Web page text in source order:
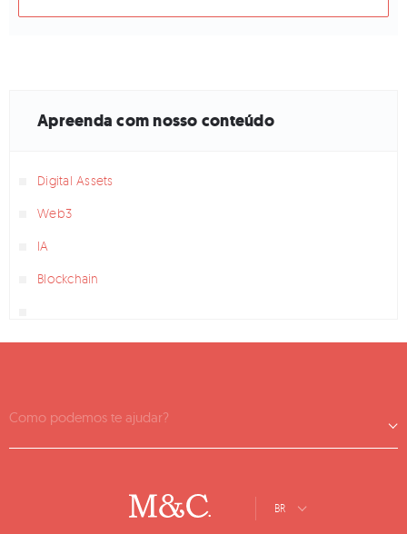
Apreenda com nosso conteúdo
Digital Assets
Web3
IA
Blockchain
Como podemos te ajudar?
BR